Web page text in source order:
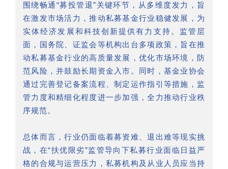
围绕畅通“募投管退”关键环节，从多维度发力，旨
在激发市场活力，推动私募基金行业稳健发展，为
实体经济发展和科技创新提供有力支持。监管层
面，国务院、证监会等机构出台多项政策，旨在推
动私募基金行业的高质量发展，优化市场环境，防
范风险，并鼓励长期资金入市。同时，基金业协会
通过完善登记备案流程、制定运作指引等措施，监
管力度和精细化程度进一步加强，全力推动行业秩
序规范。
总体而言，行业仍面临着募资难、退出难等现实挑
战，在“扶优限劣”监管导向下私募行业面临日益严
格的合规与运营压力，私募机构及从业人员应当持